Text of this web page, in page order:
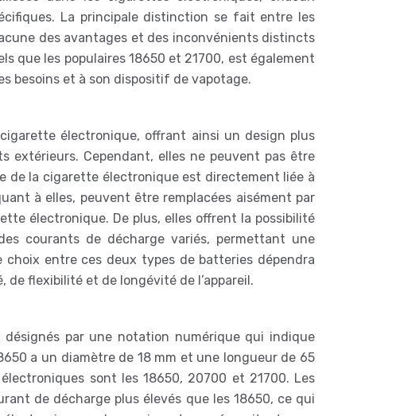
La principale distinction se fait entre les
des avantages et des inconvénients distincts
que les populaires 18650 et 21700, est également
besoins et à son dispositif de vapotage.
électronique, offrant ainsi un design plus
extérieurs. Cependant, elles ne peuvent pas être
de la cigarette électronique est directement liée à
à elles, peuvent être remplacées aisément par
électronique. De plus, elles offrent la possibilité
courants de décharge variés, permettant une
choix entre ces deux types de batteries dépendra
flexibilité et de longévité de l’appareil.
par une notation numérique qui indique
a un diamètre de 18 mm et une longueur de 65
sont les 18650, 20700 et 21700. Les
de décharge plus élevés que les 18650, ce qui